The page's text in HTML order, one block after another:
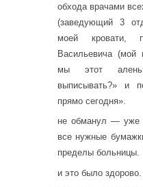
обхода врачами
(заведующий 3
моей кровати,
Васильевича (мой
мы этот
выписывать?» и
прямо сегодня».
не обманул — уже
все нужные
пределы больницы.
и это было здорово.